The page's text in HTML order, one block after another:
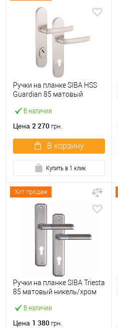
В наличии
Ручки на планке SIBA HSS
Guardian 85 матовый
Цена 2 270 грн.
В корзину
Купить в 1 клик
Хит продаж
В наличии
Ручки на планке SIBA Triesta
85 матовый никель/хром
Цена 1 380 грн.